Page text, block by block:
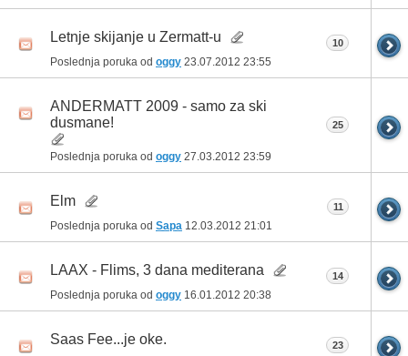
Letnje skijanje u Zermatt-u
Poslednja poruka od oggy 23.07.2012 23:55
10
ANDERMATT 2009 - samo za ski
dusmane!
Poslednja poruka od oggy 27.03.2012 23:59
25
Elm
Poslednja poruka od Sapa 12.03.2012 21:01
11
LAAX - Flims, 3 dana mediterana
Poslednja poruka od oggy 16.01.2012 20:38
14
Saas Fee...je oke. 23